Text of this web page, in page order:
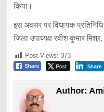
किया।
इस अवसर पर विधायक
जिला उपाध्यक्ष रवीश कुमार
Post Views: 373
Share Post Share
Author: